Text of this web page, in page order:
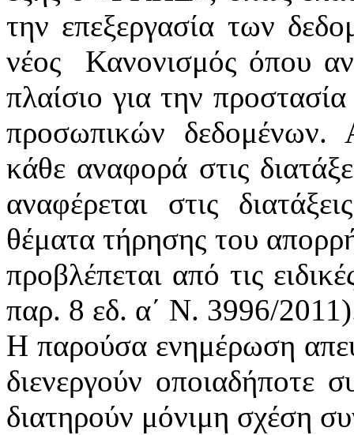
την επεξεργασία των
νέος
Κανονισμός όπου
πλαίσιο για την
προσωπικών
κάθε αναφορά στις
αναφέρεται στις
θέματα τήρησης του
προβλέπεται από τις
παρ. 8 εδ. α΄ Ν. 3996/
Η παρούσα ενημέρωση
διενεργούν
διατηρούν μόνιμη σχέση